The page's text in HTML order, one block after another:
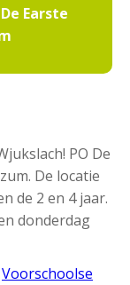
Earste
PO De
De locatie
de 2 en 4 jaar.
donderdag
Voorschoolse